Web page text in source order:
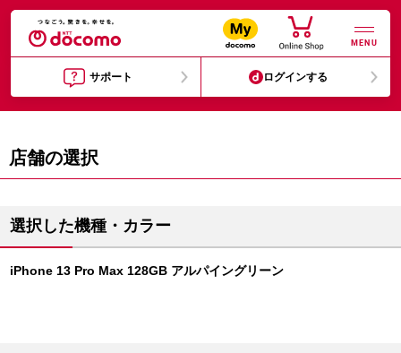
MENU
サポート ログインする
店舗の選択
選択した機種・カラー
iPhone 13 Pro Max 128GB アルパイングリーン